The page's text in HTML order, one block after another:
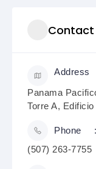
Address
Panama
Torre A,
Phone
(507) 263-7755